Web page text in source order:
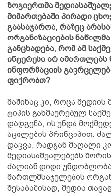
ზოგიერთმა
მიმართებაში პირადი
გაასაჯაროა, რაზეც
ორგანიზაციების
განცხადება, რომ ამ
ინტერესი არ ამართლებს
ინფორმაციის
ფიქრობთ?
მაშინაც კი, როცა მედიის
ტიპის გახმაურებულ
დადგენა, ის უნდა
აცილების პრინციპით.
დაცვა, რადგან მაღალი
მედიასაშუალებებს
ძალიან დიდი
მართლმსაჯულების
შესაბამისად, მედია